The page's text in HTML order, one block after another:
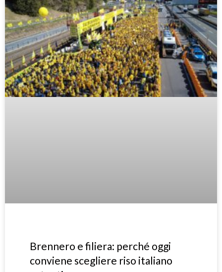
Brennero e filiera: perché oggi
conviene scegliere riso italiano